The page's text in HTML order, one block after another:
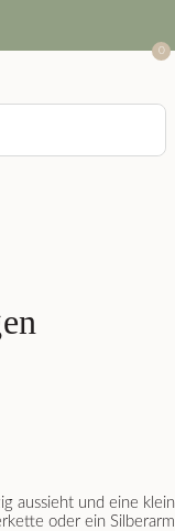
0
aussieht und eine
oder ein